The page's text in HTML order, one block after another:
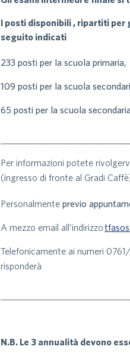
I posti disponibili , ripartiti per
seguito indicati
233 posti per la scuola primaria,
109 posti per la scuola
65 posti per la scuola
Per informazioni potete
(ingresso di fronte al Gradi
Personalmenteprevio
A mezzo email all’indirizzo
Telefonicamente ai numeri
risponderà
N.B. Le 3 annualità devono